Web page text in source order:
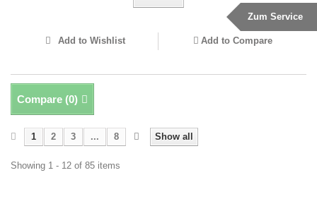
Add to Wishlist Add to Compare
Compare (0)
Show all
1 2 3 ... 8
Showing 1 - 12 of 85 items
Zum Service